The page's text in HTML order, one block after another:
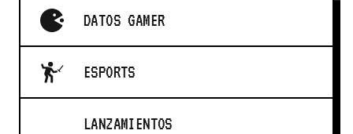
DATOS GAMER
ESPORTS
LANZAMIENTOS